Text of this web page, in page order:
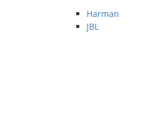
Harman
JBL